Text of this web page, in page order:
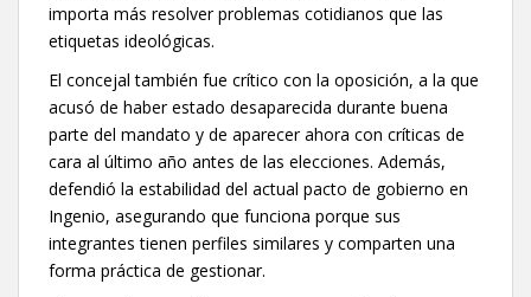
importa más resolver problemas cotidianos que las
etiquetas ideológicas.
El concejal también fue crítico con la oposición, a la que
acusó de haber estado desaparecida durante buena
parte del mandato y de aparecer ahora con críticas de
cara al último año antes de las elecciones. Además,
defendió la estabilidad del actual pacto de gobierno en
Ingenio, asegurando que funciona porque sus
integrantes tienen perfiles similares y comparten una
forma práctica de gestionar.